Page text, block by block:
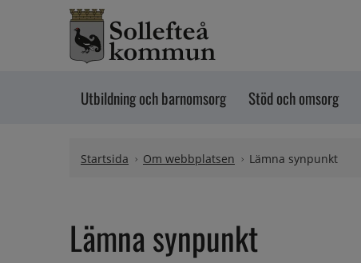
Hoppa till innehåll
Utbildning och barnomsorg Stöd och omsorg
Startsida Om webbplatsen Lämna synpunkt
Lämna synpunkt